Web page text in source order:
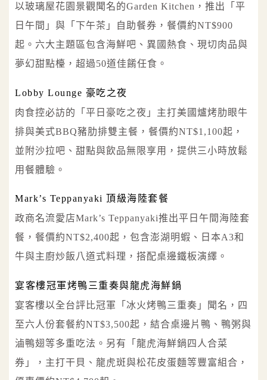
以玻璃屋花園景觀聞名的Garden Kitchen，推出「平
日午間」與「下午茶」自助餐券，餐價約NT$900
起。六大主題區包含海鮮吧、異國熱食、現切肉品與
夢幻甜點檯，超過50道佳餚任食。
Lobby Lounge 豪吃之夜
肉食控必訪的「平日豪吃之夜」主打美國爐烤肋眼牛
排與美式BBQ豬肋排雙主餐，餐價約NT$1,100起，
並附沙拉吧、甜點與飲品無限享用，提供三小時放鬆
用餐體驗。
Mark’s Teppanyaki 頂級海陸套餐
政商名流愛店Mark’s Teppanyaki推出平日午間海陸套
餐，餐價約NT$2,400起，包含澎湖明蝦、日本A3和
牛與主廚炒飯八道式料理，搭配桌邊鐵板演繹。
宴客樓冠軍烤鴨三重奏與龍虎海鮮鍋
宴客樓以全台評比冠軍「冰火烤鴨三重奏」聞名，四
至六人份套餐約NT$3,500起，結合桌邊片鴨、鴨粥與
滷鴨翅等多重吃法。另有「龍虎海鮮鍋四人合菜
券」，主打干貝、龍虎斑與松花皮蛋麵等豐富組合，